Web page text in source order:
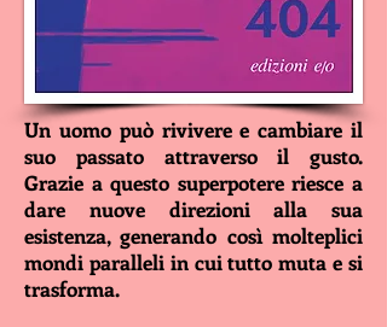
Un uomo può rivivere e cambiare il
suo passato attraverso il gusto.
Grazie a questo superpotere riesce a
dare nuove direzioni alla sua
esistenza, generando così molteplici
mondi paralleli in cui tutto muta e si
trasforma.